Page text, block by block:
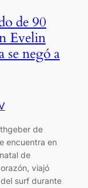
de 90
Evelin
se negó a
de
encuentra en
de
viajó
surf durante